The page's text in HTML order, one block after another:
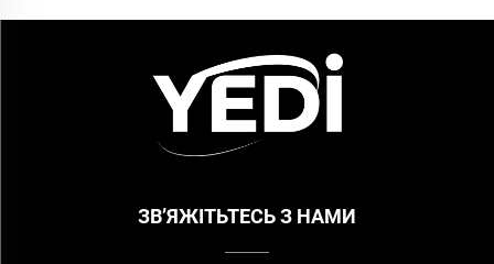
ЗВ’ЯЖІТЬТЕСЬ З НАМИ